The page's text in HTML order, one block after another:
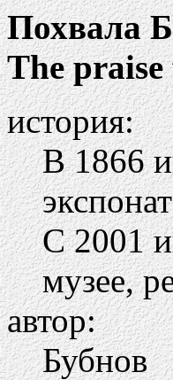
Похвала
The
история:
В 1866
С 2001
музее,
автор:
Бубнов